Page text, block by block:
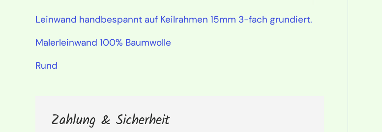
Leinwand handbespannt auf Keilrahmen 15mm 3-fach grundiert.
Malerleinwand 100% Baumwolle
Rund
Zahlung & Sicherheit